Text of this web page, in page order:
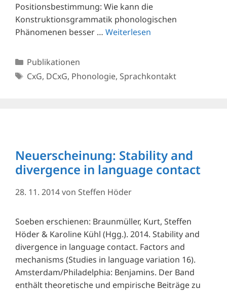
Positionsbestimmung: Wie kann die
Konstruktionsgrammatik phonologischen
Phänomenen besser … Weiterlesen
Kategorien
Publikationen
Schlagwörter
CxG, DCxG, Phonologie, Sprachkontakt
Neuerscheinung: Stability and
divergence in lan­guage contact
28. 11. 2014von Steffen Höder
Soeben erschienen: Braunmüller, Kurt, Steffen
Höder & Karoline Kühl (Hgg.). 2014. Stability and
divergence in lan­guage contact. Factors and
mechanisms (Studies in language variation 16).
Amsterdam/​Philadelphia: Benjamins. Der Band
enthält theoretische und empirische Beiträge zu